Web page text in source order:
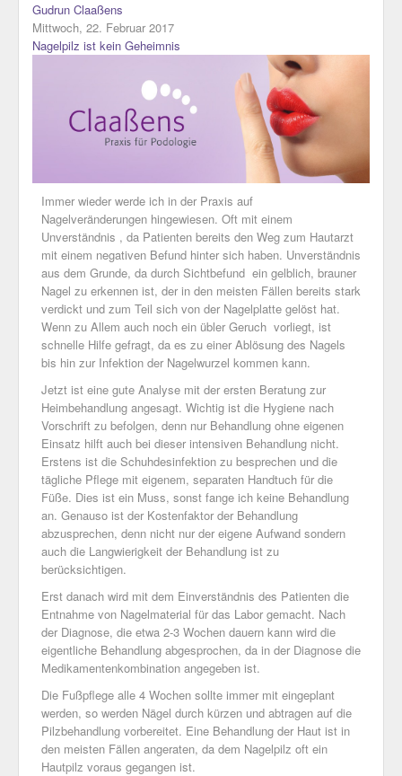
Gudrun Claaßens
Mittwoch, 22. Februar 2017
Nagelpilz ist kein Geheimnis
Immer wieder werde ich in der Praxis auf
Nagelveränderungen hingewiesen. Oft mit einem
Unverständnis , da Patienten bereits den Weg zum Hautarzt
mit einem negativen Befund hinter sich haben. Unverständnis
aus dem Grunde, da durch Sichtbefund ein gelblich, brauner
Nagel zu erkennen ist, der in den meisten Fällen bereits stark
verdickt und zum Teil sich von der Nagelplatte gelöst hat.
Wenn zu Allem auch noch ein übler Geruch vorliegt, ist
schnelle Hilfe gefragt, da es zu einer Ablösung des Nagels
bis hin zur Infektion der Nagelwurzel kommen kann.
Jetzt ist eine gute Analyse mit der ersten Beratung zur
Heimbehandlung angesagt. Wichtig ist die Hygiene nach
Vorschrift zu befolgen, denn nur Behandlung ohne eigenen
Einsatz hilft auch bei dieser intensiven Behandlung nicht.
Erstens ist die Schuhdesinfektion zu besprechen und die
tägliche Pflege mit eigenem, separaten Handtuch für die
Füße. Dies ist ein Muss, sonst fange ich keine Behandlung
an. Genauso ist der Kostenfaktor der Behandlung
abzusprechen, denn nicht nur der eigene Aufwand sondern
auch die Langwierigkeit der Behandlung ist zu
berücksichtigen.
Erst danach wird mit dem Einverständnis des Patienten die
Entnahme von Nagelmaterial für das Labor gemacht. Nach
der Diagnose, die etwa 2-3 Wochen dauern kann wird die
eigentliche Behandlung abgesprochen, da in der Diagnose die
Medikamentenkombination angegeben ist.
Die Fußpflege alle 4 Wochen sollte immer mit eingeplant
werden, so werden Nägel durch kürzen und abtragen auf die
Pilzbehandlung vorbereitet. Eine Behandlung der Haut ist in
den meisten Fällen angeraten, da dem Nagelpilz oft ein
Hautpilz voraus gegangen ist.